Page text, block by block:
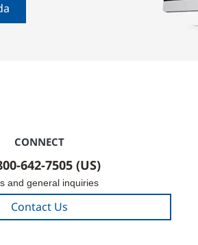
CONNECT
642-7505 (US)
and general inquiries
Contact Us